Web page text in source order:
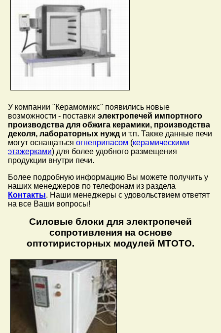
У компании "Керамомикс" появились новые
возможности - поставки электропечей импортного
производства для обжига керамики, производства
деколя, лабораторных нужд и т.п. Также данные печи
могут оснащаться огнеприпасом (керамическими
этажерками) для более удобного размещения
продукции внутри печи.
Более подробную информацию Вы можете получить у
наших менеджеров по телефонам из раздела
Контакты. Наши менеджеры с удовольствием ответят
на все Ваши вопросы!
Силовые блоки для электропечей
сопротивления на основе
оптотиристорных модулей МТОТО.